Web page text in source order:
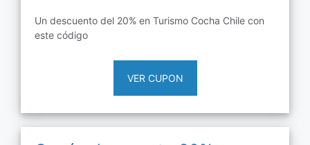
Un descuento del 20% en Turismo Cocha Chile con
este código
VER CUPON